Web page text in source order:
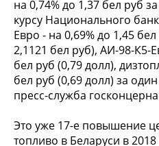
на 0,74% до 1,37 бел руб
курсу Национального
Евро - на 0,69% до 1,45
2,1121 бел руб), АИ-98-К5-
бел руб (0,79 долл),
бел руб (0,69 долл) за
пресс-служба
Это уже 17-е повышение
топливо в Беларуси в